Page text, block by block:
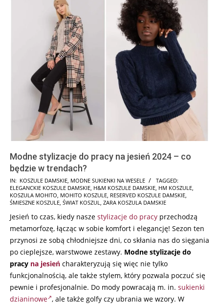
Modne stylizacje do pracy na jesień 2024 – co
będzie w trendach?
2024-
07-
25
IN: KOSZULE DAMSKIE MODNE SUKIENKI NA WESELE
TAGGED:
ELEGANCKIE KOSZULE DAMSKIE H&M KOSZULE DAMSKIE HM KOSZULE
KOSZULA MOHITO MOHITO KOSZULE RESERVED KOSZULE DAMSKIE
ŚMIESZNE KOSZULE ŚWIAT KOSZUL ZARA KOSZULA DAMSKIE
Jesień to czas, kiedy nasze stylizacje do pracy przechodzą
metamorfozę, łącząc w sobie komfort i elegancję! Sezon ten
przynosi ze sobą chłodniejsze dni, co skłania nas do sięgania
po cieplejsze, warstwowe zestawy. Modne stylizacje do
pracy na jesień charakteryzują się więc nie tylko
funkcjonalnością, ale także stylem, który pozwala poczuć się
pewnie i profesjonalnie. Do mody powracają m. in. sukienki
dzianinowe , ale także golfy czy ubrania we wzory. W